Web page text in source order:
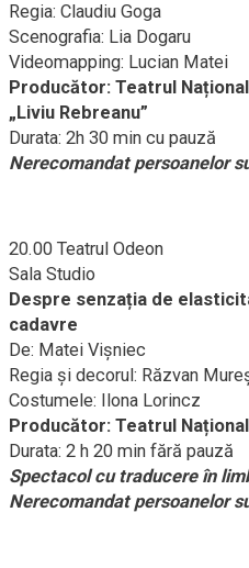
Regia: Claudiu Goga
Scenografia: Lia Dogaru
Videomapping: Lucian Matei
Producător: Teatrul
„Liviu Rebreanu”
Durata: 2h 30 min cu pauză
Nerecomandat persoanelor
20.00 Teatrul Odeon
Sala Studio
Despre senzația de
cadavre
De: Matei Vișniec
Regia şi decorul: Răzvan
Costumele: Ilona Lorincz
Producător: Teatrul
Durata: 2 h 20 min fără pauză
Spectacol cu traducere în
Nerecomandat persoanelor